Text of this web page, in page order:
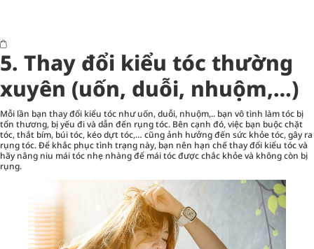
5. Thay đổi kiểu tóc thường
xuyên (uốn, duỗi, nhuộm,…)
Mỗi lần bạn thay đổi kiểu tóc như uốn, duỗi, nhuộm,.. bạn vô tình làm tóc bị
tổn thương, bị yếu đi và dẫn đến rụng tóc. Bên cạnh đó, việc bạn buộc chặt
tóc, thắt bím, búi tóc, kéo dựt tóc,… cũng ảnh hưởng đến sức khỏe tóc, gây ra
rụng tóc. Để khắc phục tình trạng này, bạn nên hạn chế thay đổi kiểu tóc và
hãy nâng niu mái tóc nhẹ nhàng để mái tóc được chắc khỏe và không còn bị
rụng.